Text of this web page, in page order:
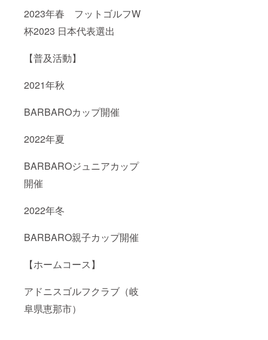
2023年春 フットゴルフW
杯2023 日本代表選出
【普及活動】
2021年秋
BARBAROカップ開催
2022年夏
BARBAROジュニアカップ
開催
2022年冬
BARBARO親子カップ開催
【ホームコース】
アドニスゴルフクラブ（岐
阜県恵那市）